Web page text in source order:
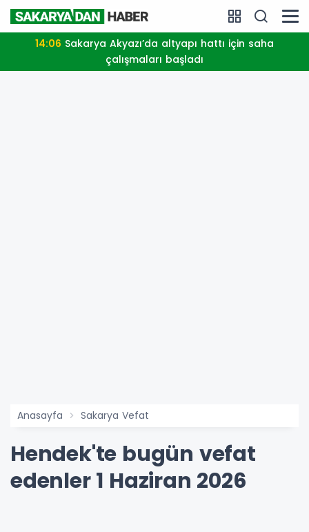
14:06
çalışmaları başladı
Anasayfa Sakarya Vefat
Hendek'te bugün vefat
edenler 1 Haziran 2026